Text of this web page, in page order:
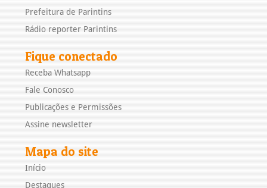
Prefeitura de Parintins
Rádio reporter Parintins
Fique conectado
Receba Whatsapp
Fale Conosco
Publicações e Permissões
Assine newsletter
Mapa do site
Início
Destaques